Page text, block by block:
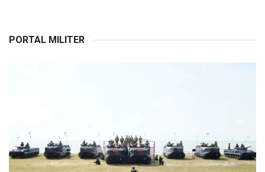
PORTAL MILITER